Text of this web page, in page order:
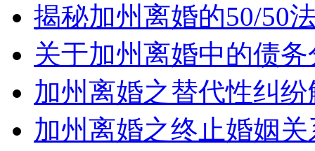
揭秘加州离婚的50/50
关于加州离婚中的债
加州离婚之替代性纠
加州离婚之终止婚姻关